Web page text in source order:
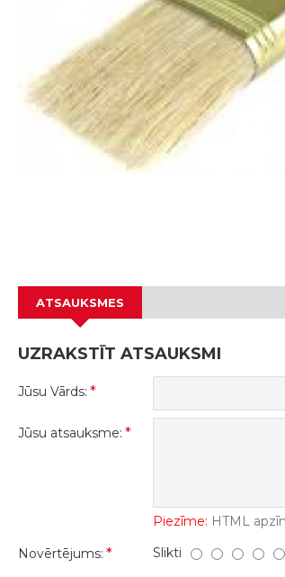
ATSAUKSMES
UZRAKSTĪT ATSAUKSMI
Jūsu Vārds:
Jūsu atsauksme:
Piezīme: HTML
Novērtējums:
Slikti